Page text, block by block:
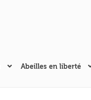
Abeilles en liberté